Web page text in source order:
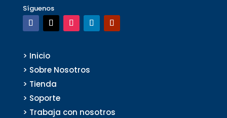
Síguenos
> Inicio
> Sobre Nosotros
> Tienda
> Soporte
> Trabaja con nosotros